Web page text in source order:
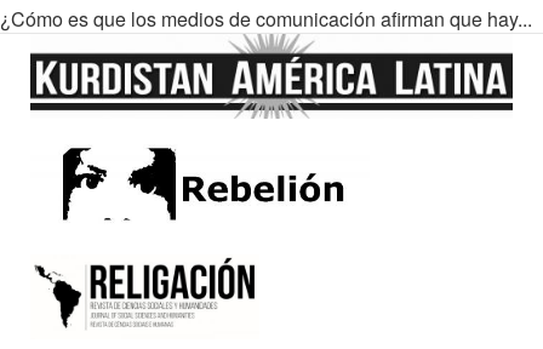
¿Cómo es que los medios de comunicación afirman que hay...